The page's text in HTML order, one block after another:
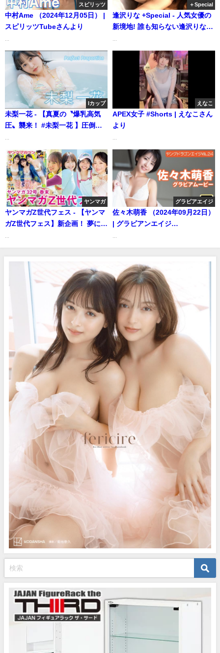
スピリッツ
中村Ame （2024年12月05日） |
スピリッツTubeさんより
＋Special
逢沢りな +Special - 人気女優の
新境地! 誰も知らない逢沢りなが
プレChannel【集英社 週刊プレ
イボーイ公式】さんより
Iカップ
未梨一花 - 【真夏の〝爆乳高気
圧〟襲来！ #未梨一花 】圧倒的I
発売!＞ (Jul 27, 2025) | MEN'S
DVD Channelさんより
えなこ
APEX女子 #Shorts | えなこさん
より
ヤンマガ
ヤンマガZ世代フェス - 【ヤンマ
ガZ世代フェス】新企画！ 夢に向
☆【2026年YM32号】 (Jul 05,
2026) | 講談社ヤンマガchさんよ
グラビアエイジ
佐々木萌香 （2024年09月22日）
| グラビアンエイジ
式CH】さんより